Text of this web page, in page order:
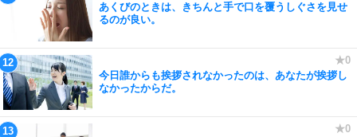
あくびのときは、きちんと手で口を覆うしぐさを見せ
るのが良い。
今日誰からも挨拶されなかったのは、あなたが挨拶し
なかったからだ。